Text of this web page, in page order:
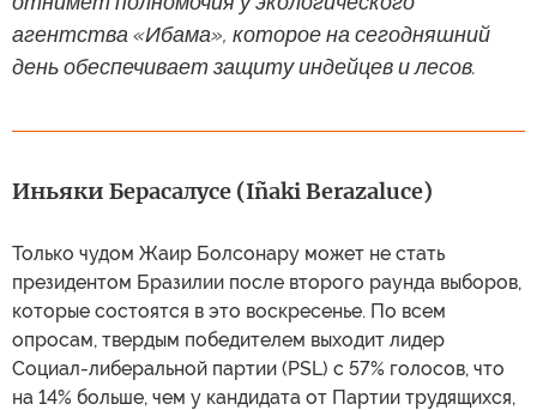
агентства «Ибама», которое на сегодняшний
день обеспечивает защиту индейцев и лесов.
Иньяки Берасалусе (Iñaki Berazaluce)
Только чудом Жаир Болсонару может не стать
президентом Бразилии после второго раунда выборов,
которые состоятся в это воскресенье. По всем
опросам, твердым победителем выходит лидер
Социал-либеральной партии (PSL) с 57% голосов, что
на 14% больше, чем у кандидата от Партии трудящихся,